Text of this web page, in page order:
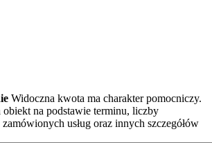
Widoczna kwota ma charakter pomocniczy.
obiekt na podstawie terminu, liczby
usług oraz innych szczegółów